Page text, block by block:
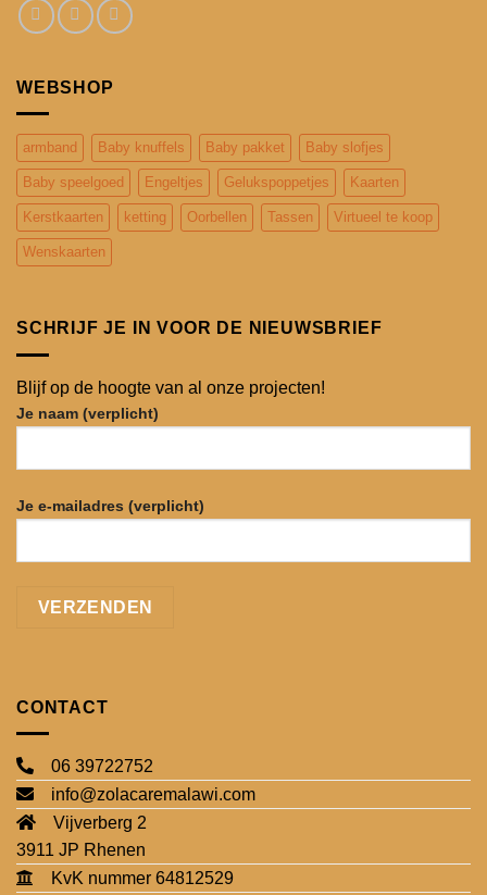
WEBSHOP
armband Baby knuffels Baby pakket Baby slofjes
Baby speelgoed Engeltjes Gelukspoppetjes Kaarten
Kerstkaarten ketting Oorbellen Tassen Virtueel te koop
Wenskaarten
SCHRIJF JE IN VOOR DE NIEUWSBRIEF
Blijf op de hoogte van al onze projecten!
Je naam (verplicht)
Je e-mailadres (verplicht)
CONTACT
06 39722752
info@zolacaremalawi.com
Vijverberg 2
3911 JP Rhenen
KvK nummer 64812529